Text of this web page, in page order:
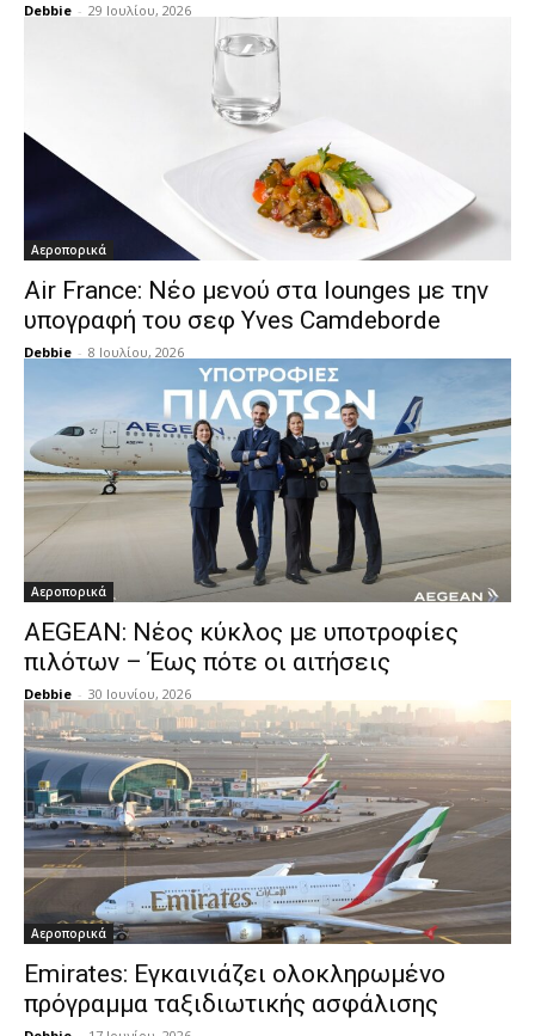
Debbie - 29 Ιουλίου, 2026
Αεροπορικά
Air France: Νέο μενού στα lounges με την
υπογραφή του σεφ Yves Camdeborde
Debbie - 8 Ιουλίου, 2026
Αεροπορικά
AEGEAN: Νέος κύκλος με υποτροφίες
πιλότων – Έως πότε οι αιτήσεις
Debbie - 30 Ιουνίου, 2026
Αεροπορικά
Emirates: Εγκαινιάζει ολοκληρωμένο
πρόγραμμα ταξιδιωτικής ασφάλισης